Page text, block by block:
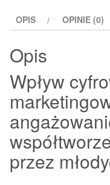
angażowanie
w
markę
OPIS OPINIE (0)
Opis
Wpływ
przez